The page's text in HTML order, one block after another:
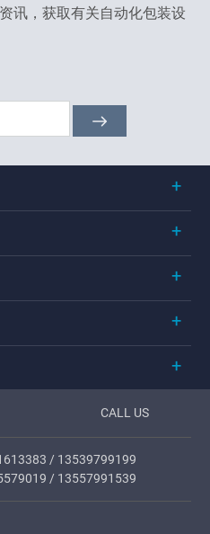
讯，获取有关自动化包装设
CALL US
/ 13539799199
/ 13557991539